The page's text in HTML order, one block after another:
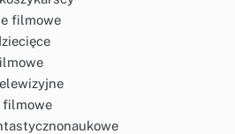
filmowe
filmowe